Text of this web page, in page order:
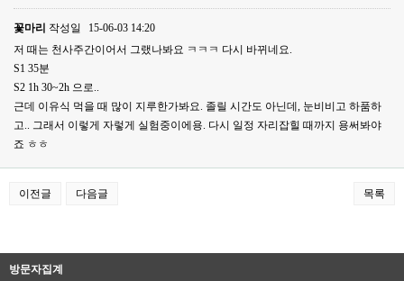
꽃마리 작성일
15-06-03 14:20
저 때는 천사주간이어서 그랬나봐요 ㅋㅋㅋ 다시 바뀌네요.
S1 35분
S2 1h 30~2h 으로..
근데 이유식 먹을 때 많이 지루한가봐요. 졸릴 시간도 아닌데, 눈비비고 하품하
고.. 그래서 이렇게 자렇게 실험중이에용. 다시 일정 자리잡힐 때까지 용써봐야
죠 ㅎㅎ
이전글 다음글 목록
방문자집계